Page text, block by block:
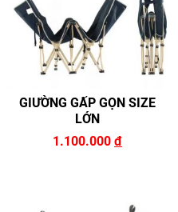
GIƯỜNG GẤP GỌN SIZE
LỚN
1.100.000 đ